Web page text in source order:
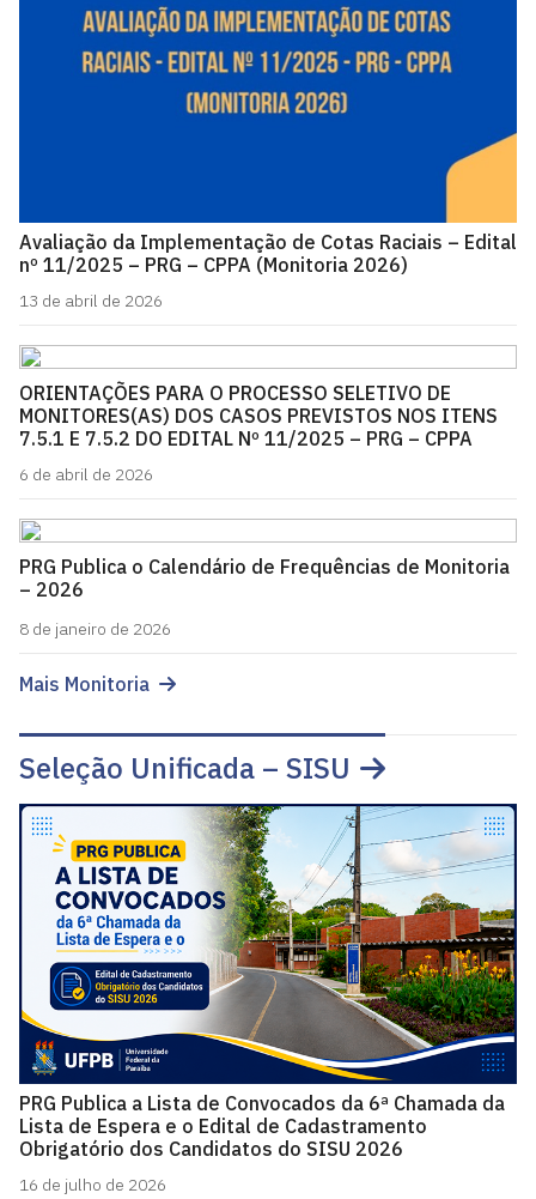
Avaliação da Implementação de Cotas Raciais – Edital
nº 11/2025 – PRG – CPPA (Monitoria 2026)
13 de abril de 2026
ORIENTAÇÕES PARA O PROCESSO SELETIVO DE
MONITORES(AS) DOS CASOS PREVISTOS NOS ITENS
7.5.1 E 7.5.2 DO EDITAL Nº 11/2025 – PRG – CPPA
6 de abril de 2026
PRG Publica o Calendário de Frequências de Monitoria
– 2026
8 de janeiro de 2026
Mais Monitoria
Seleção Unificada – SISU
PRG Publica a Lista de Convocados da 6ª Chamada da
Lista de Espera e o Edital de Cadastramento
Obrigatório dos Candidatos do SISU 2026
16 de julho de 2026